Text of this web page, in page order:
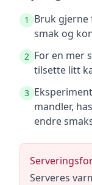
1
Bruk
smak og
2 For en mer
tilsette litt
3
mandler,
endre
Serveres